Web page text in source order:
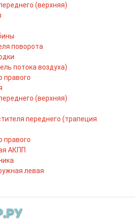
(верхняя)
поворота
потока воздуха)
правого
(верхняя)
переднего (трапеция
правого
АКПП
левая